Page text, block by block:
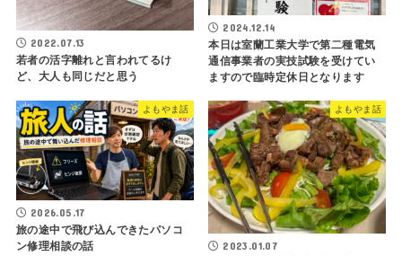
2022.07.13
若者の活字離れと言われてるけ
ど、大人も同じだと思う
2024.12.14
本日は室蘭工業大学で第二種電気
通信事業者の実技試験を受けてい
ますので臨時定休日となります
よもやま話
2026.05.17
旅の途中で飛び込んできたパソコ
ン修理相談の話
よもやま話
2023.01.07